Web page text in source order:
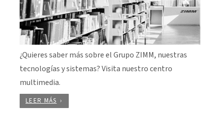
¿Quieres saber más sobre el Grupo ZIMM, nuestras
tecnologías y sistemas? Visita nuestro centro
multimedia.
LEER MÁS